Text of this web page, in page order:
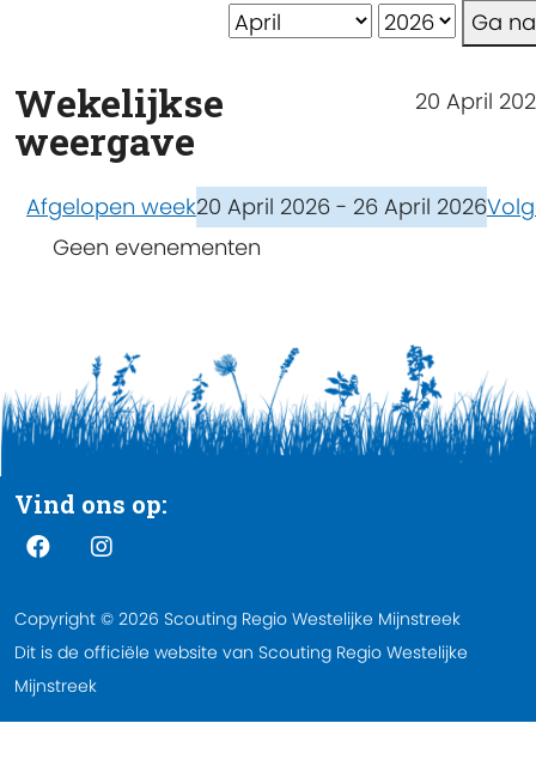
Ga
Wekelijkse
weergave
20 April
Afgelopen week20 April 2026 - 26 April 2026
Geen evenementen
Vind ons op:
Copyright © 2026 Scouting Regio Westelijke Mijnstreek
Dit is de officiële website van Scouting Regio Westelijke
Mijnstreek